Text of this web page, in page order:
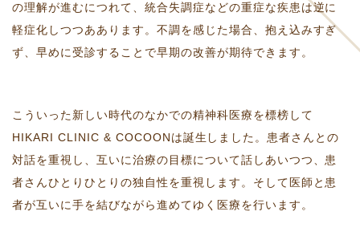
の理解が進むにつれて、統合失調症などの重症な疾患は逆に
軽症化しつつああります。不調を感じた場合、抱え込みすぎ
ず、早めに受診することで早期の改善が期待できます。
こういった新しい時代のなかでの精神科医療を標榜して
HIKARI CLINIC & COCOONは誕生しました。患者さんとの
対話を重視し、互いに治療の目標について話しあいつつ、患
者さんひとりひとりの独自性を重視します。そして医師と患
者が互いに手を結びながら進めてゆく医療を行います。